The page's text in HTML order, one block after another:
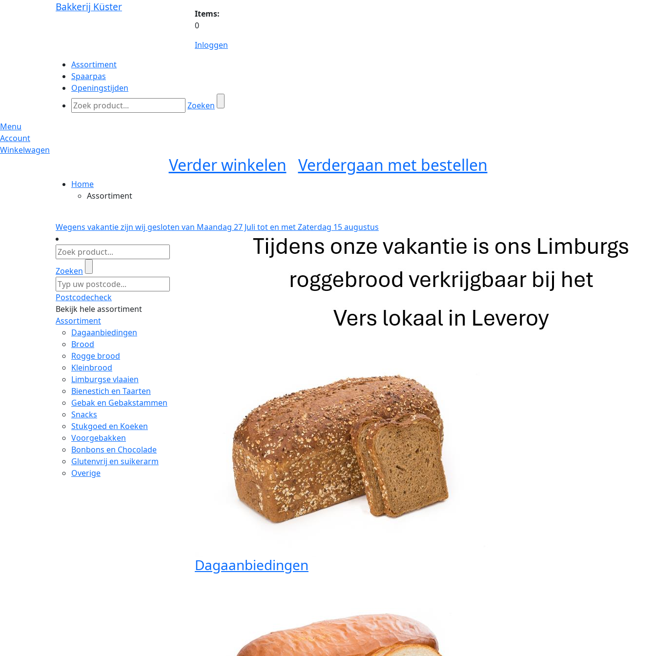
Bakkerij Küster
Items:
0
Inloggen
Assortiment
Spaarpas
Openingstijden
Zoeken
Menu
Account
Winkelwagen
Verder winkelen Verdergaan met bestellen
Home
Assortiment
Wegens vakantie zijn wij gesloten van Maandag 27 Juli tot en met Zaterdag 15 augustus
Zoeken
Postcodecheck
Bekijk hele assortiment
Assortiment
Dagaanbiedingen
Brood
Rogge brood
Kleinbrood
Limburgse vlaaien
Bienestich en Taarten
Gebak en Gebakstammen
Snacks
Stukgoed en Koeken
Voorgebakken
Bonbons en Chocolade
Glutenvrij en suikerarm
Overige
Dagaanbiedingen